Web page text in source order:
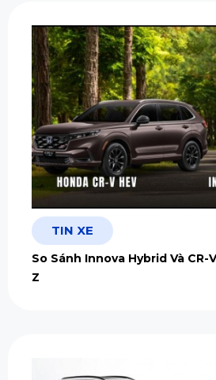
TIN XE
So Sánh Innova Hybrid Và
Z